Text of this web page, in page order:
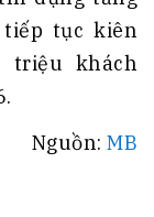
tiếp tục kiên
triệu khách
Nguồn: MB